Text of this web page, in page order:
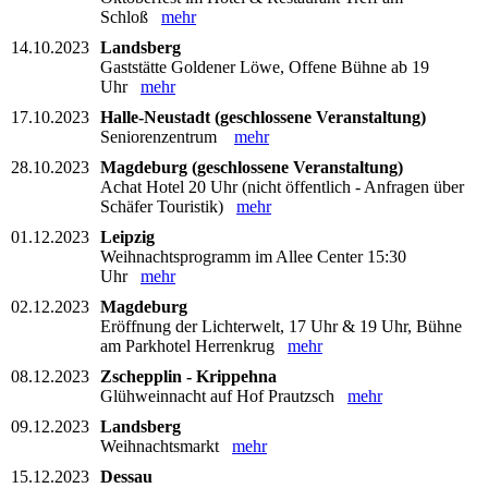
Schloß mehr
14.10.2023 Landsberg
Gaststätte Goldener Löwe, Offene Bühne ab 19
Uhr mehr
17.10.2023 Halle-Neustadt (geschlossene Veranstaltung)
Seniorenzentrum mehr
28.10.2023 Magdeburg (geschlossene Veranstaltung)
Achat Hotel 20 Uhr (nicht öffentlich - Anfragen über
Schäfer Touristik) mehr
01.12.2023 Leipzig
Weihnachtsprogramm im Allee Center 15:30
Uhr mehr
02.12.2023 Magdeburg
Eröffnung der Lichterwelt, 17 Uhr & 19 Uhr, Bühne
am Parkhotel Herrenkrug mehr
08.12.2023
Zschepplin - Krippehna
Glühweinnacht auf Hof Prautzsch mehr
09.12.2023 Landsberg
Weihnachtsmarkt mehr
15.12.2023 Dessau